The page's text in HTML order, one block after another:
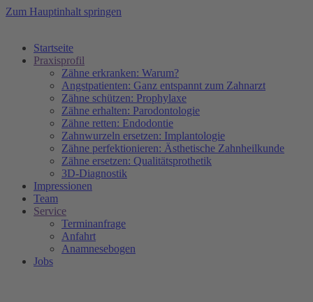
Zum Hauptinhalt springen
Startseite
Praxisprofil
Zähne erkranken: Warum?
Angstpatienten: Ganz entspannt zum Zahnarzt
Zähne schützen: Prophylaxe
Zähne erhalten: Parodontologie
Zähne retten: Endodontie
Zahnwurzeln ersetzen: Implantologie
Zähne perfektionieren: Ästhetische Zahnheilkunde
Zähne ersetzen: Qualitätsprothetik
3D-Diagnostik
Impressionen
Team
Service
Terminanfrage
Anfahrt
Anamnesebogen
Jobs